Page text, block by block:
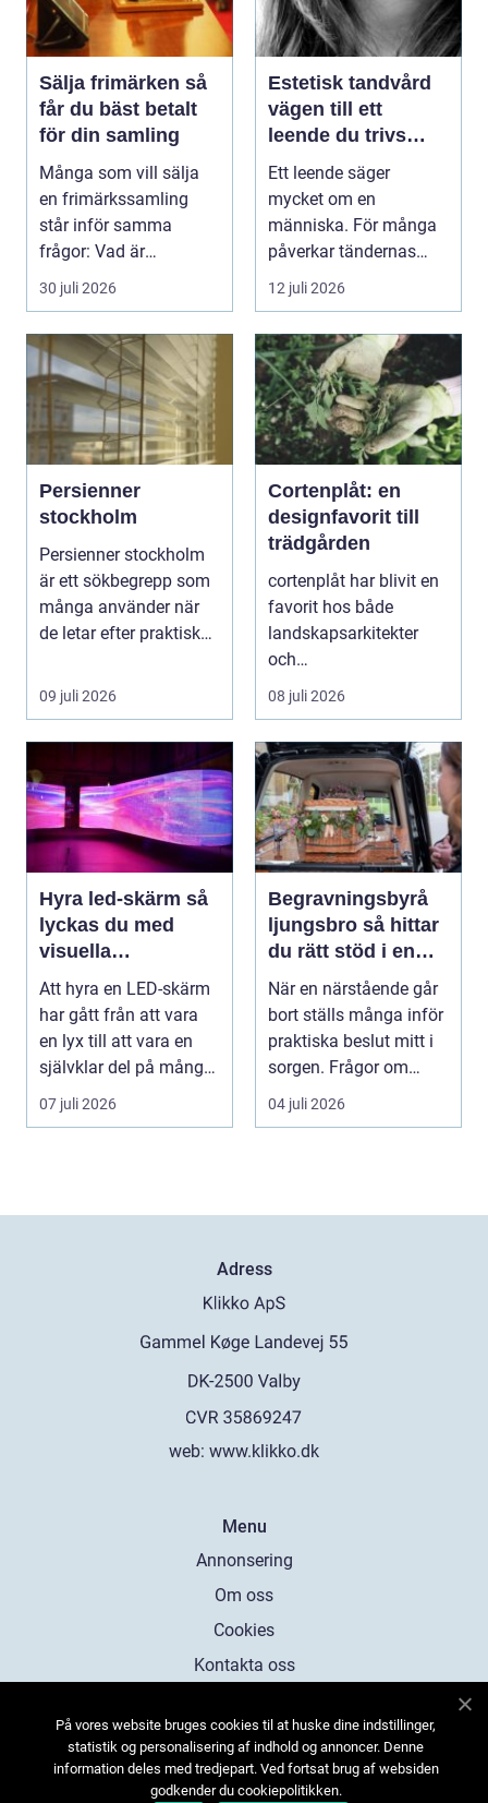
Sälja frimärken så
får du bäst betalt
för din samling
Många som vill sälja
en frimärkssamling
står inför samma
frågor: Vad är
samlingen värd? Var
30 juli 2026
Estetisk tandvård
vägen till ett
leende du trivs
med
Ett leende säger
mycket om en
människa. För många
påverkar tändernas
utseende både
12 juli 2026
Persienner
stockholm
Persienner stockholm
är ett sökbegrepp som
många använder när
de letar efter praktiska
09 juli 2026
Cortenplåt: en
designfavorit till
trädgården
cortenplåt har blivit en
favorit hos både
landskapsarkitekter
och
trädgårdsentusiaster.
08 juli 2026
Hyra led-skärm så
lyckas du med
visuella
upplevelser på
event
Att hyra en LED-skärm
har gått från att vara
en lyx till att vara en
självklar del på många
event, m...
07 juli 2026
Begravningsbyrå
ljungsbro så hittar
du rätt stöd i en
svår tid
När en närstående går
bort ställs många inför
praktiska beslut mitt i
sorgen. Frågor om
ceremoni, ju...
04 juli 2026
Adress
web: www.klikko.dk
Menu
Annonsering
Om oss
Cookies
Kontakta oss
På vores website bruges cookies til at huske dine indstillinger,
statistik og personalisering af indhold og annoncer. Denne
information deles med tredjepart. Ved fortsat brug af websiden
godkender du cookiepolitikken.